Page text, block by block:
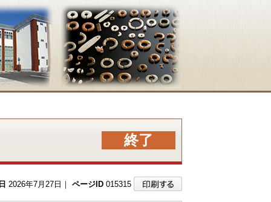
終了
2026年7月27日｜ ページID 015315